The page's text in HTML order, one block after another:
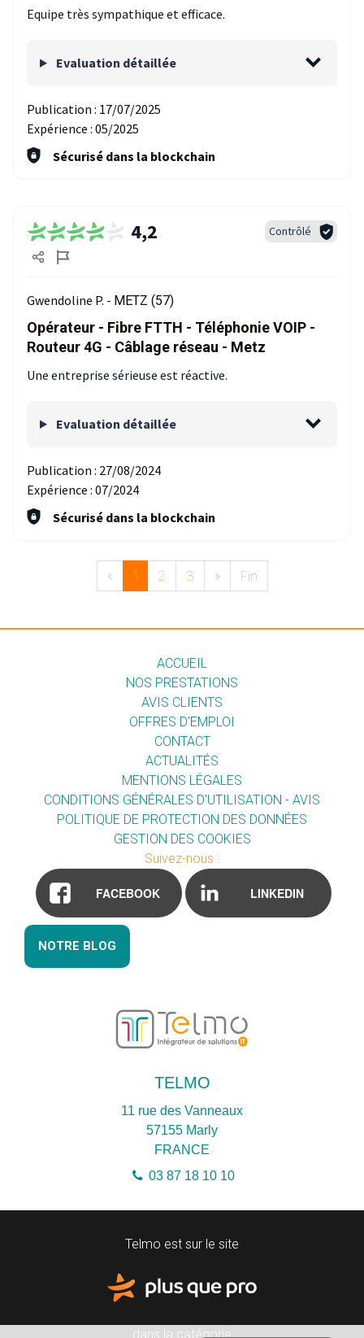
Equipe très sympathique et efficace.
Evaluation détaillée
Publication : 17/07/2025
Expérience : 05/2025
Sécurisé dans la blockchain
4,2 Contrôlé
Gwendoline P. - METZ (57)
Opérateur - Fibre FTTH - Téléphonie VOIP -
Routeur 4G - Câblage réseau - Metz
Une entreprise sérieuse est réactive.
Evaluation détaillée
Publication : 27/08/2024
Expérience : 07/2024
Sécurisé dans la blockchain
« 1 2 3 » Fin
ACCUEIL
NOS PRESTATIONS
AVIS CLIENTS
OFFRES D'EMPLOI
CONTACT
ACTUALITÉS
MENTIONS LÉGALES
CONDITIONS GÉNÉRALES D'UTILISATION - AVIS
POLITIQUE DE PROTECTION DES DONNÉES
GESTION DES COOKIES
Suivez-nous :
FACEBOOK LINKEDIN
NOTRE BLOG
TELMO
11 rue des Vanneaux
57155 Marly
FRANCE
03 87 18 10 10
Telmo est sur le site
dans la catégorie